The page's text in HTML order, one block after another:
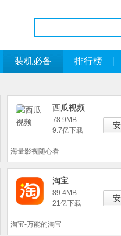
装机必备 排行榜
西瓜视频
78.9MB
9.7亿下载
海量影视随心看
淘宝
89.4MB
21亿下载
淘宝-万能的淘宝